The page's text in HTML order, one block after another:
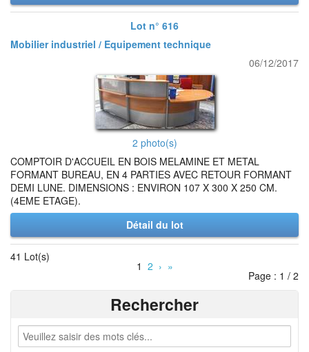
Lot n° 616
Mobilier industriel / Equipement technique
06/12/2017
2 photo(s)
COMPTOIR D'ACCUEIL EN BOIS MELAMINE ET METAL
FORMANT BUREAU, EN 4 PARTIES AVEC RETOUR FORMANT
DEMI LUNE. DIMENSIONS : ENVIRON 107 X 300 X 250 CM.
(4EME ETAGE).
Détail du lot
41 Lot(s)
1 2 › »
Page : 1 / 2
Rechercher